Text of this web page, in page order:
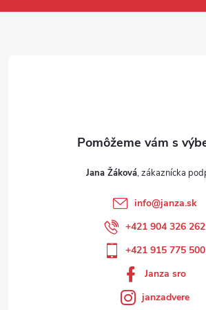
Jana Žáková
info@janza.sk
+421 904 326 262
+421 915 775 500
Janza sro
janzadvere